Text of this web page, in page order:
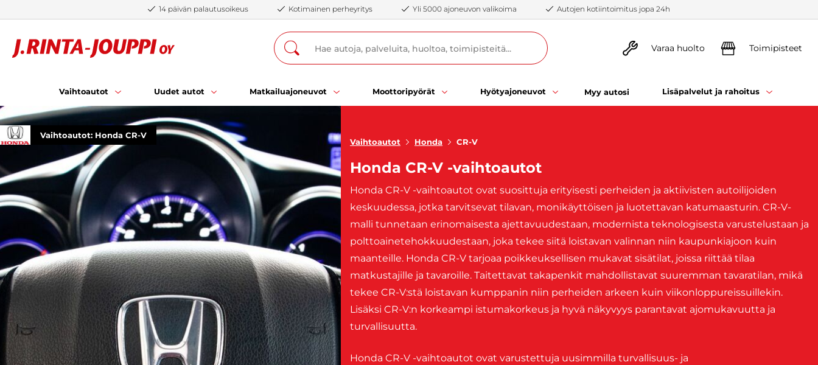
14 päivän palautusoikeus Kotimainen perheyritys Yli 5000 ajoneuvon valikoima Autojen kotiintoimitus jopa 24h
Varaa huolto Toimipisteet
Vaihtoautot Uudet autot Matkailuajoneuvot Moottoripyörät Hyötyajoneuvot Myy autosi Lisäpalvelut ja rahoitus
Vaihtoautot: Honda CR-V
Vaihtoautot Honda CR-V
Honda CR-V -vaihtoautot
Honda CR-V -vaihtoautot ovat suosittuja erityisesti perheiden ja aktiivisten autoilijoiden
keskuudessa, jotka tarvitsevat tilavan, monikäyttöisen ja luotettavan katumaasturin. CR-V-
malli tunnetaan erinomaisesta ajettavuudestaan, modernista teknologisesta varustelustaan ja
polttoainetehokkuudestaan, joka tekee siitä loistavan valinnan niin kaupunkiajoon kuin
maanteille. Honda CR-V tarjoaa poikkeuksellisen mukavat sisätilat, joissa riittää tilaa
matkustajille ja tavaroille. Taitettavat takapenkit mahdollistavat suuremman tavaratilan, mikä
tekee CR-V:stä loistavan kumppanin niin perheiden arkeen kuin viikonloppureissuillekin.
Lisäksi CR-V:n korkeampi istumakorkeus ja hyvä näkyvyys parantavat ajomukavuutta ja
turvallisuutta.
Honda CR-V -vaihtoautot ovat varustettuja uusimmilla turvallisuus- ja